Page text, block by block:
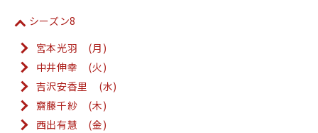
シーズン8
宮本光羽 (月)
中井伸幸 (火)
吉沢安香里 (水)
齋藤千紗 (木)
西出有慧 (金)